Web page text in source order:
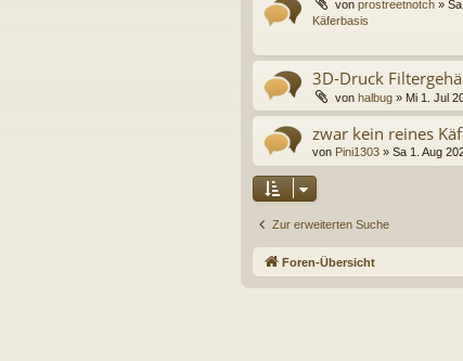
von prostreetnotch »
Käferbasis
3D-Druck
von halbug » Mi 1. Jul
zwar kein reines
von Pini1303 » Sa 1. Aug
Zur erweiterten Suche
Foren-Übersicht